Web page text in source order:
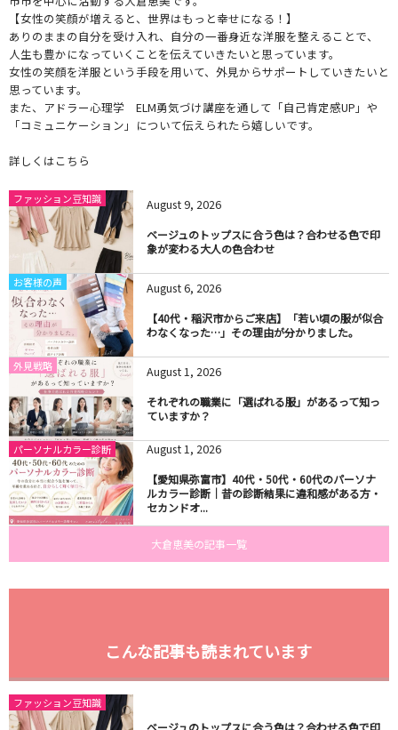
【女性の笑顔が増えると、世界はもっと幸せになる！】
ありのままの自分を受け入れ、自分の一番身近な洋服を整えることで、
人生も豊かになっていくことを伝えていきたいと思っています。
女性の笑顔を洋服という手段を用いて、外見からサポートしていきたいと
思っています。
また、アドラー心理学 ELM勇気づけ講座を通して「自己肯定感UP」や
「コミュニケーション」について伝えられたら嬉しいです。
詳しくはこちら
ファッション豆知識 August9, 2026
ベージュのトップスに合う色は？合わせる色で印
象が変わる大人の色合わせ
お客様の声 August6, 2026
【40代・稲沢市からご来店】「若い頃の服が似合
わなくなった…」その理由が分かりました。
外見戦略 August1, 2026
それぞれの職業に「選ばれる服」があるって知っ
ていますか？
パーソナルカラー診断 August1, 2026
【愛知県弥富市】40代・50代・60代のパーソナ
ルカラー診断｜昔の診断結果に違和感がある方・
セカンドオ...
大倉恵美の記事一覧
こんな記事も読まれています
ファッション豆知識